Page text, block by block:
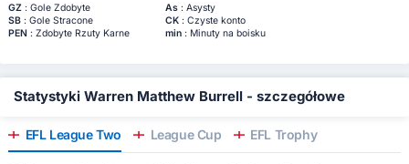
GZ: Gole Zdobyte As: Asysty
SB: Gole Stracone CK: Czyste konto
PEN: Zdobyte Rzuty Karne min: Minuty na boisku
Statystyki Warren Matthew Burrell - szczegółowe
EFL League Two League Cup EFL Trophy